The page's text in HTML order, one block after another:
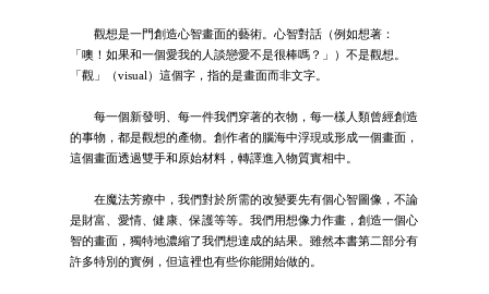
觀想是一門創造心智畫面的藝術。心智對話（例如想著：
「噢！如果和一個愛我的人談戀愛不是很棒嗎？」）不是觀想。
「觀」（visual）這個字，指的是畫面而非文字。
每一個新發明、每一件我們穿著的衣物，每一樣人類曾經創造
的事物，都是觀想的產物。創作者的腦海中浮現或形成一個畫面，
這個畫面透過雙手和原始材料，轉譯進入物質實相中。
在魔法芳療中，我們對於所需的改變要先有個心智圖像，不論
是財富、愛情、健康、保護等等。我們用想像力作畫，創造一個心
智的畫面，獨特地濃縮了我們想達成的結果。雖然本書第二部分有
許多特別的實例，但這裡也有些你能開始做的。